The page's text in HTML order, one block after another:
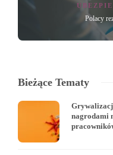
Polacy
Bieżące Tematy
nagrodami